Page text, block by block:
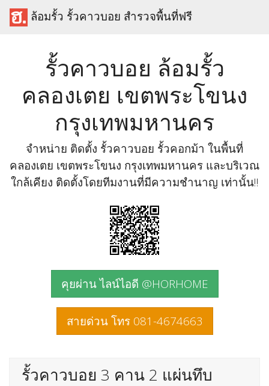
ล้อมรั้ว รั้วคาวบอย สำรวจพื้นที่ฟรี
รั้วคาวบอย ล้อมรั้ว
คลองเตย เขตพระโขนง
กรุงเทพมหานคร
จำหน่าย ติดตั้ง รั้วคาวบอย รั้วคอกม้า ในพื้นที่
คลองเตย เขตพระโขนง กรุงเทพมหานคร และบริเวณ
ใกล้เคียง ติดตั้งโดยทีมงานที่มีความชำนาญ เท่านั้น!!
คุยผ่าน ไลน์ไอดี @HORHOME
สายด่วน โทร 081-4674663
รั้วคาวบอย 3 คาน 2 แผ่นทึบ